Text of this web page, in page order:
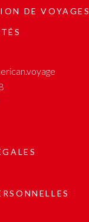
DE VOYAGES